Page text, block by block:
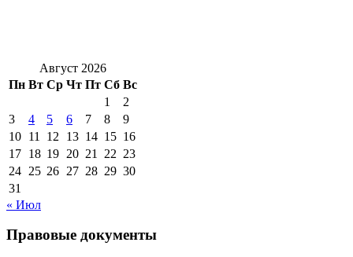
Август 2026
Пн Вт Ср Чт Пт Сб Вс
1
2
3
4 5 6 7 8
9
10 11 12 13 14 15 16
17 18 19 20 21 22 23
24 25 26 27 28 29 30
31
« Июл
Правовые документы